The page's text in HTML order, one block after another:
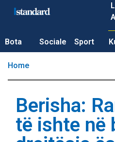
Bota Sociale Sport
Home
Berisha:
të ishte në